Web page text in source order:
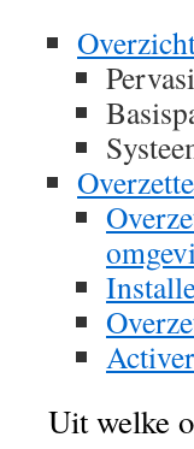
Uit welke